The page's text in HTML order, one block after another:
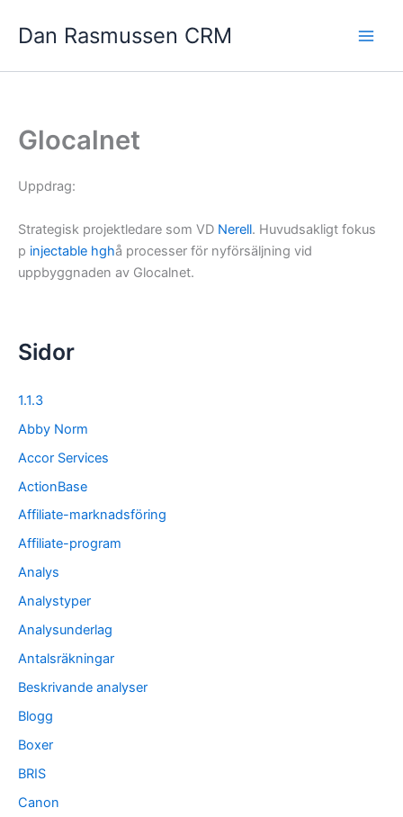
Dan Rasmussen CRM
Glocalnet
Uppdrag:
Strategisk projektledare som VD Nerell. Huvudsakligt fokus
p injectable hghå processer för nyförsäljning vid
uppbyggnaden av Glocalnet.
Sidor
1.1.3
Abby Norm
Accor Services
ActionBase
Affiliate-marknadsföring
Affiliate-program
Analys
Analystyper
Analysunderlag
Antalsräkningar
Beskrivande analyser
Blogg
Boxer
BRIS
Canon